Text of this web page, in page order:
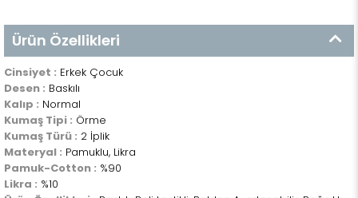
Ürün Özellikleri
Cinsiyet : Erkek Çocuk
Desen : Baskılı
Kalıp : Normal
Kumaş Tipi : Örme
Kumaş Türü : 2 İplik
Materyal : Pamuklu, Likra
Pamuk-Cotton : %90
Likra : %10